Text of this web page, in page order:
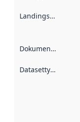
Landingsside
Dokumentasjon
Datasettype